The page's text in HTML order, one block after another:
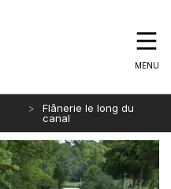
MENU
Flânerie le long du
canal